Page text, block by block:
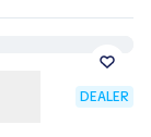
DEALER